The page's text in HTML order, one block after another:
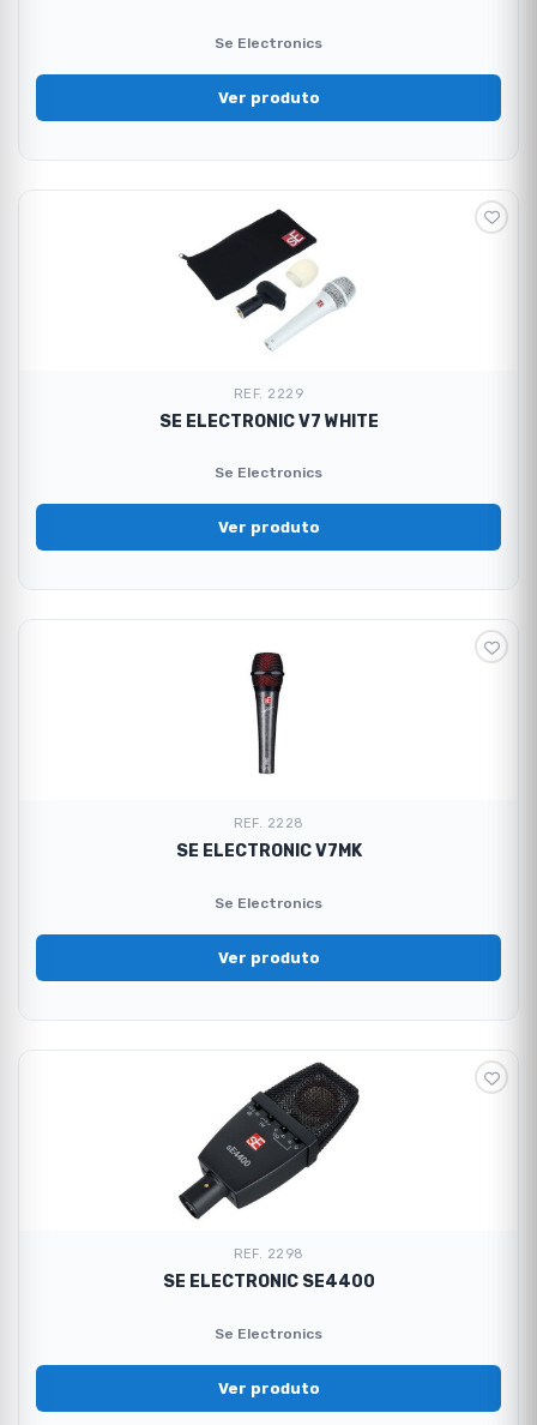
Se Electronics
Ver produto
REF. 2229
SE ELECTRONIC V7 WHITE
Se Electronics
Ver produto
REF. 2228
SE ELECTRONIC V7MK
Se Electronics
Ver produto
REF. 2298
SE ELECTRONIC SE4400
Se Electronics
Ver produto